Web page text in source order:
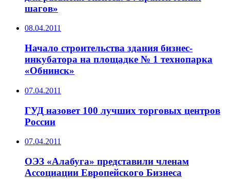
шагов»
08.04.2011
Начало строительства здания бизнес-
инкубатора на площадке № 1 технопарка
«Обнинск»
07.04.2011
ГУД назовет 100 лучших торговых центров
России
07.04.2011
ОЭЗ «Алабуга» представили членам
Ассоциации Европейского Бизнеса